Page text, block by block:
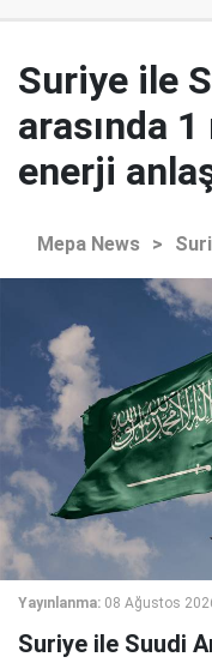
Suriye ile
arasında
enerji
Mepa News >
Yayınlanma: 08 Ağustos
Suriye ile Suudi